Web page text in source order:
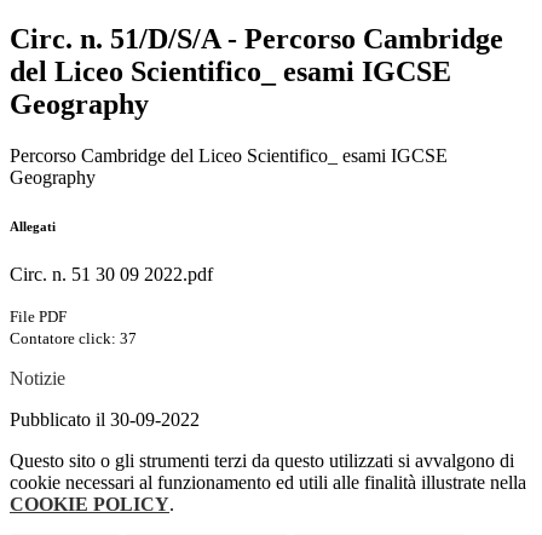
Circ. n. 51/D/S/A - Percorso Cambridge
del Liceo Scientifico_ esami IGCSE
Geography
Percorso Cambridge del Liceo Scientifico_ esami IGCSE
Geography
Allegati
Circ. n. 51 30 09 2022.pdf
File PDF
Contatore click: 37
Notizie
Pubblicato il 30-09-2022
Questo sito o gli strumenti terzi da questo utilizzati si avvalgono di
cookie necessari al funzionamento ed utili alle finalità illustrate nella
COOKIE POLICY.